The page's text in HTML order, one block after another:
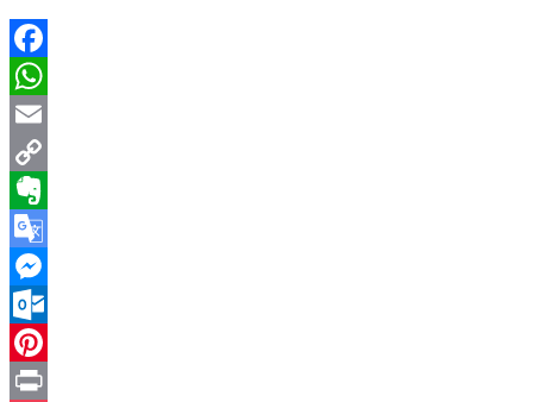
Facebook
WhatsApp
Email
Copy
Link
Evernote
Google
Translate
Messenger
Outlook.com
Pinterest